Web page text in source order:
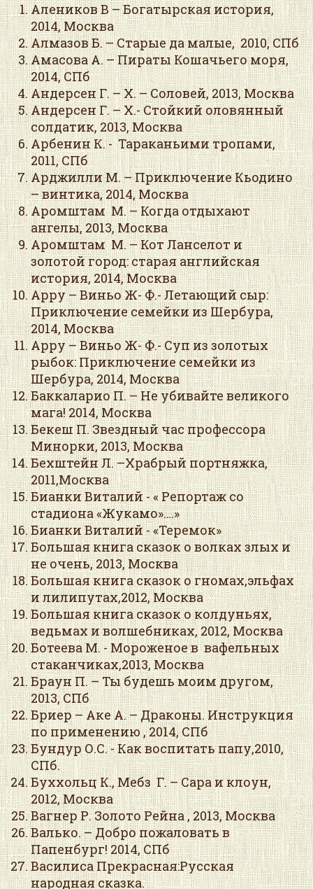
Алеников В – Богатырская история,
2014, Москва
Алмазов Б. – Старые да малые, 2010, СПб
Амасова А. – Пираты Кошачьего моря,
2014, СПб
Андерсен Г. – Х. – Соловей, 2013, Москва
Андерсен Г. – Х.- Стойкий оловянный
солдатик, 2013, Москва
Арбенин К. - Тараканьими тропами,
2011, СПб
Арджилли М. – Приключение Кьодино
– винтика, 2014, Москва
Аромштам М. – Когда отдыхают
ангелы, 2013, Москва
Аромштам М. – Кот Ланселот и
золотой город: старая английская
история, 2014, Москва
Арру – Виньо Ж- Ф.- Летающий сыр:
Приключение семейки из Шербура,
2014, Москва
Арру – Виньо Ж- Ф.- Суп из золотых
рыбок: Приключение семейки из
Шербура, 2014, Москва
Баккаларио П. – Не убивайте великого
мага! 2014, Москва
Бекеш П. Звездный час профессора
Минорки, 2013, Москва
Бехштейн Л. –Храбрый портняжка,
2011,Москва
Бианки Виталий - « Репортаж со
стадиона «Жукамо»….»
Бианки Виталий - «Теремок»
Большая книга сказок о волках злых и
не очень, 2013, Москва
Большая книга сказок о гномах,эльфах
и лилипутах,2012, Москва
Большая книга сказок о колдуньях,
ведьмах и волшебниках, 2012, Москва
Ботеева М. - Мороженое в вафельных
стаканчиках,2013, Москва
Браун П. – Ты будешь моим другом,
2013, СПб
Бриер – Аке А. – Драконы. Инструкция
по применению , 2014, СПб
Бундур О.С. - Как воспитать папу,2010,
СПб.
Буххольц К., Мебз Г. – Сара и клоун,
2012, Москва
Вагнер Р. Золото Рейна , 2013, Москва
Валько. – Добро пожаловать в
Папенбург! 2014, СПб
Василиса Прекрасная:Русская
народная сказка.